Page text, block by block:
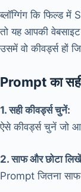
ब्लॉग्गिंग कि फिल्ड
तो यह आपकी
उसमें वो कीवर्ड्स हों
Prompt का
1. सही कीवर्ड्स चुनें:
ऐसे कीवर्ड्स चुनें जो
2. साफ और छोटा
Prompt जितना साफ